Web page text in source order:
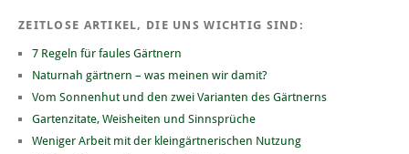
ZEITLOSE ARTIKEL, DIE UNS WICHTIG SIND:
7 Regeln für faules Gärtnern
Naturnah gärtnern – was meinen wir damit?
Vom Sonnenhut und den zwei Varianten des Gärtnerns
Gartenzitate, Weisheiten und Sinnsprüche
Weniger Arbeit mit der kleingärtnerischen Nutzung